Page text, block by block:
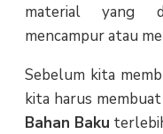
material yang
mencampur atau
Sebelum kita
kita harus membuat
Bahan Baku